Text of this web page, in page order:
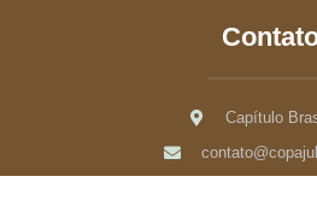
Capítulo